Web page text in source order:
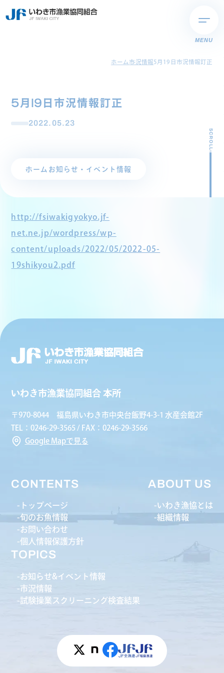
MENU
ホーム市況情報5月19日市況情報訂正
5月19日市況情報訂正
2022.05.23
ホーム お知らせ・イベント情報
SCROLL
http://fsiwakigyokyo.jf-
net.ne.jp/wordpress/wp-
content/uploads/2022/05/2022-05-
19shikyou2.pdf
いわき市漁業協同組合 本所
〒970-8044 福島県いわき市中央台飯野4-3-1 水産会館2F
TEL：0246-29-3565 / FAX：0246-29-3566
Google Mapで見る
CONTENTS
トップページ
旬のお魚情報
お問い合わせ
個人情報保護方針
ABOUT US
いわき漁協とは
組織情報
TOPICS
お知らせ&イベント情報
市況情報
試験操業スクリーニング検査結果